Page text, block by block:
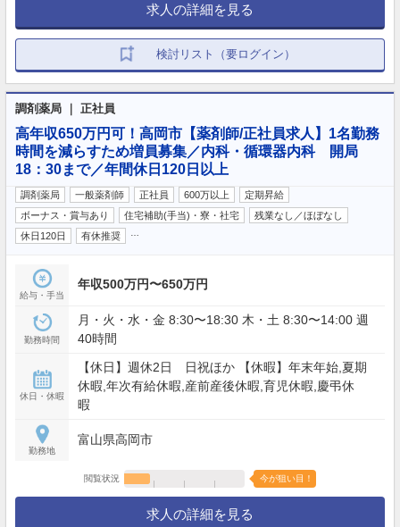
求人の詳細を見る
検討リスト（要ログイン）
調剤薬局 ｜ 正社員
高年収650万円可！高岡市【薬剤師/正社員求人】1名勤務
時間を減らすため増員募集／内科・循環器内科 開局
18：30まで／年間休日120日以上
調剤薬局 一般薬剤師 正社員 600万以上
定期昇給
ボーナス・賞与あり
住宅補助(手当)・寮・社宅
残業なし／ほぼなし
休日120日
有休推奨
給与・手当
年収500万円〜650万円
勤務時間
月・火・水・金 8:30〜18:30 木・土 8:30〜14:00 週
40時間
休日・休暇
【休日】週休2日 日祝ほか 【休暇】年末年始,夏期
休暇,年次有給休暇,産前産後休暇,育児休暇,慶弔休
暇
勤務地
富山県高岡市
閲覧状況 今が狙い目！
求人の詳細を見る